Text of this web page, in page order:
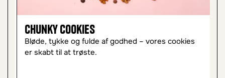
Chunky Cookies
Bløde, tykke og fulde af godhed – vores cookies
er skabt til at trøste.